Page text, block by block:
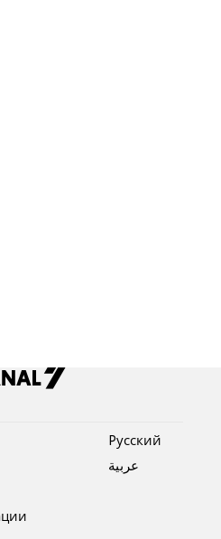
Pусский
عربية